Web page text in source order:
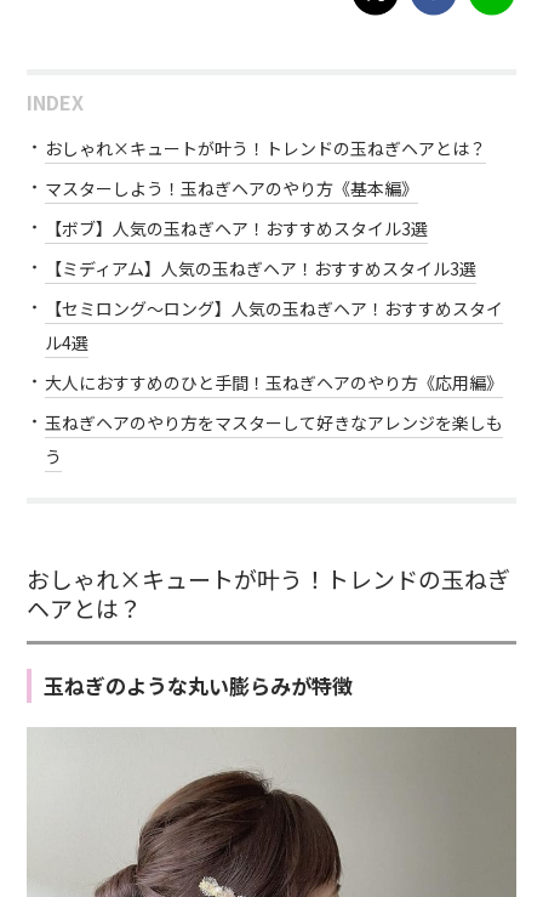
INDEX
おしゃれ×キュートが叶う！トレンドの玉ねぎヘアとは？
マスターしよう！玉ねぎヘアのやり方《基本編》
【ボブ】人気の玉ねぎヘア！おすすめスタイル3選
【ミディアム】人気の玉ねぎヘア！おすすめスタイル3選
【セミロング〜ロング】人気の玉ねぎヘア！おすすめスタイ
ル4選
大人におすすめのひと手間！玉ねぎヘアのやり方《応用編》
玉ねぎヘアのやり方をマスターして好きなアレンジを楽しも
う
おしゃれ×キュートが叶う！トレンドの玉ねぎ
ヘアとは？
玉ねぎのような丸い膨らみが特徴